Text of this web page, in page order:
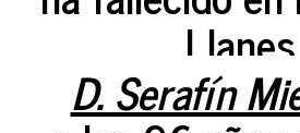
Llanes,
D. Serafín